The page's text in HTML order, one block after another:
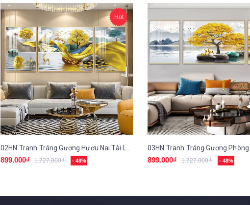
Hot
899.000₫ 1.727.000₫ - 48% 899.000₫ 1.727.000₫ - 48%